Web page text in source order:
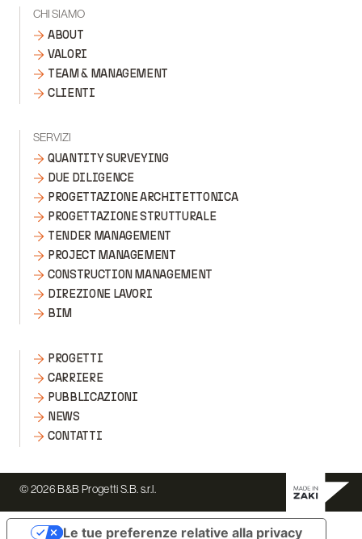
CHI SIAMO
ABOUT
VALORI
TEAM & MANAGEMENT
CLIENTI
SERVIZI
QUANTITY SURVEYING
DUE DILIGENCE
PROGETTAZIONE ARCHITETTONICA
PROGETTAZIONE STRUTTURALE
TENDER MANAGEMENT
PROJECT MANAGEMENT
CONSTRUCTION MANAGEMENT
DIREZIONE LAVORI
BIM
PROGETTI
CARRIERE
PUBBLICAZIONI
NEWS
CONTATTI
© 2026 B&B Progetti S.B. s.r.l.
Le tue preferenze relative alla privacy